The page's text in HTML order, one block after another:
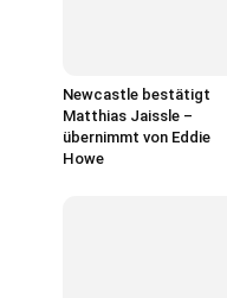
Newcastle bestätigt
Matthias Jaissle –
übernimmt von Eddie
Howe